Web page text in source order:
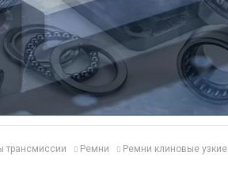
трансмиссии Ремни Ремни клиновые узкие